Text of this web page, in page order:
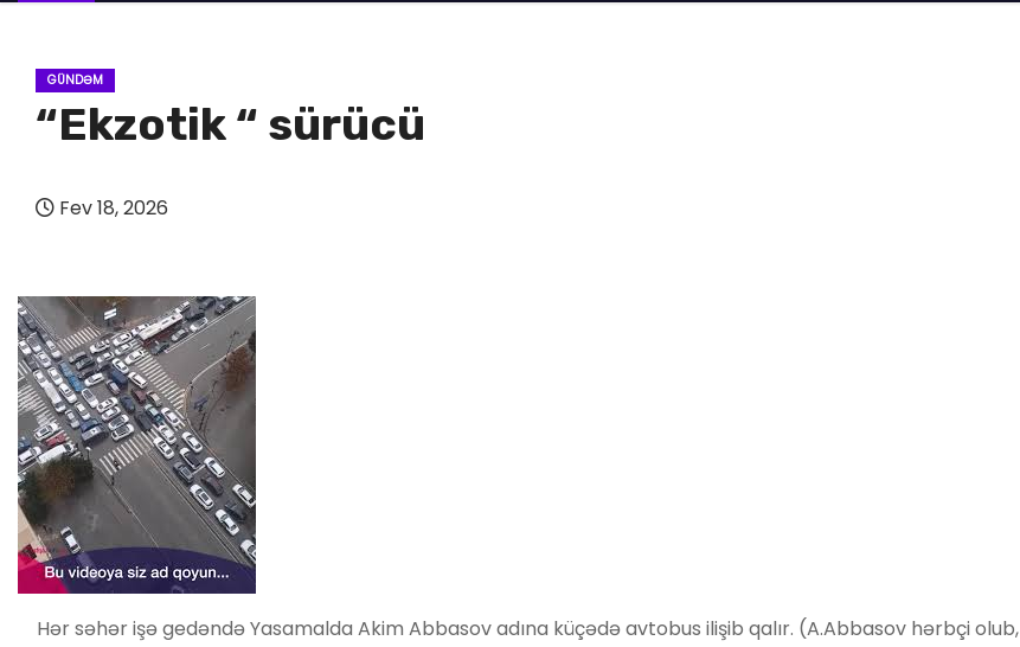
GÜNDƏM
“Ekzotik “ sürücü
Fev 18, 2026
Hər səhər işə gedəndə Yasamalda Akim Abbasov adına küçədə avtobus ilişib qalır. (A.Abbasov hərbçi olub,